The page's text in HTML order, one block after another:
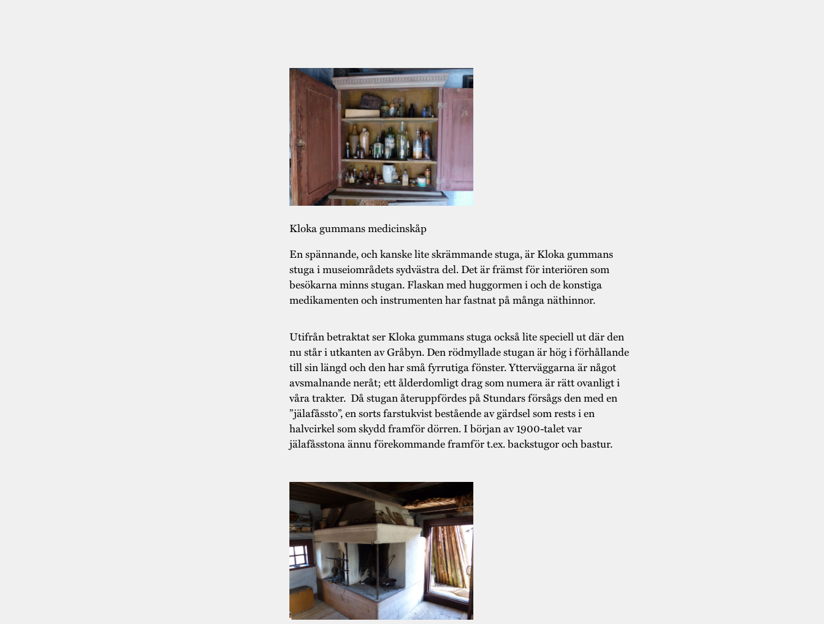
Kloka gummans medicinskåp
En spännande, och kanske lite skrämmande stuga, är Kloka gummans
stuga i museiområdets sydvästra del. Det är främst för interiören som
besökarna minns stugan. Flaskan med huggormen i och de konstiga
medikamenten och instrumenten har fastnat på många näthinnor.
Utifrån betraktat ser Kloka gummans stuga också lite speciell ut där den
nu står i utkanten av Gråbyn. Den rödmyllade stugan är hög i förhållande
till sin längd och den har små fyrrutiga fönster. Ytterväggarna är något
avsmalnande neråt; ett ålderdomligt drag som numera är rätt ovanligt i
våra trakter. Då stugan återuppfördes på Stundars försågs den med en
”jälafåssto”, en sorts farstukvist bestående av gärdsel som rests i en
halvcirkel som skydd framför dörren. I början av 1900-talet var
jälafåsstona ännu förekommande framför t.ex. backstugor och bastur.